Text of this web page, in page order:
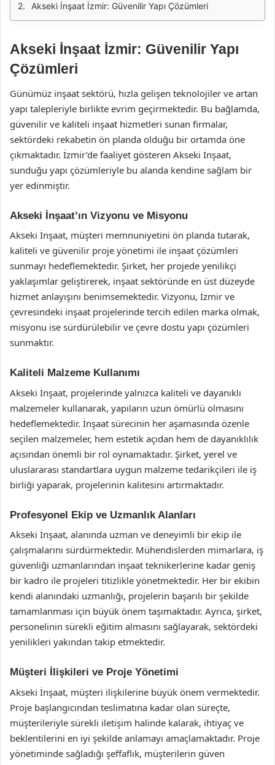
Akseki İnşaat İzmir: Güvenilir Yapı Çözümleri
Akseki İnşaat İzmir: Güvenilir Yapı
Çözümleri
Günümüz inşaat sektörü, hızla gelişen teknolojiler ve artan
yapı talepleriyle birlikte evrim geçirmektedir. Bu bağlamda,
güvenilir ve kaliteli inşaat hizmetleri sunan firmalar,
sektördeki rekabetin ön planda olduğu bir ortamda öne
çıkmaktadır. İzmir’de faaliyet gösteren Akseki İnşaat,
sunduğu yapı çözümleriyle bu alanda kendine sağlam bir
yer edinmiştir.
Akseki İnşaat’ın Vizyonu ve Misyonu
Akseki İnşaat, müşteri memnuniyetini ön planda tutarak,
kaliteli ve güvenilir proje yönetimi ile inşaat çözümleri
sunmayı hedeflemektedir. Şirket, her projede yenilikçi
yaklaşımlar geliştirerek, inşaat sektöründe en üst düzeyde
hizmet anlayışını benimsemektedir. Vizyonu, İzmir ve
çevresindeki inşaat projelerinde tercih edilen marka olmak,
misyonu ise sürdürülebilir ve çevre dostu yapı çözümleri
sunmaktır.
Kaliteli Malzeme Kullanımı
Akseki İnşaat, projelerinde yalnızca kaliteli ve dayanıklı
malzemeler kullanarak, yapıların uzun ömürlü olmasını
hedeflemektedir. İnşaat sürecinin her aşamasında özenle
seçilen malzemeler, hem estetik açıdan hem de dayanıklılık
açısından önemli bir rol oynamaktadır. Şirket, yerel ve
uluslararası standartlara uygun malzeme tedarikçileri ile iş
birliği yaparak, projelerinin kalitesini artırmaktadır.
Profesyonel Ekip ve Uzmanlık Alanları
Akseki İnşaat, alanında uzman ve deneyimli bir ekip ile
çalışmalarını sürdürmektedir. Mühendislerden mimarlara, iş
güvenliği uzmanlarından inşaat teknikerlerine kadar geniş
bir kadro ile projeleri titizlikle yönetmektedir. Her bir ekibin
kendi alanındaki uzmanlığı, projelerin başarılı bir şekilde
tamamlanması için büyük önem taşımaktadır. Ayrıca, şirket,
personelinin sürekli eğitim almasını sağlayarak, sektördeki
yenilikleri yakından takip etmektedir.
Müşteri İlişkileri ve Proje Yönetimi
Akseki İnşaat, müşteri ilişkilerine büyük önem vermektedir.
Proje başlangıcından teslimatına kadar olan süreçte,
müşterileriyle sürekli iletişim halinde kalarak, ihtiyaç ve
beklentilerini en iyi şekilde anlamayı amaçlamaktadır. Proje
yönetiminde sağladığı şeffaflık, müşterilerin güven